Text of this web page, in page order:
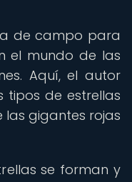
de campo para
el mundo de las
Aquí, el autor
tipos de estrellas
las gigantes rojas
se forman y